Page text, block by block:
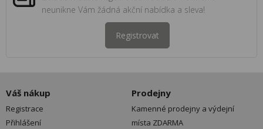
neunikne Vám žádná akční nabídka a sleva!
Registrovat
Váš nákup
Registrace
Přihlášení
Prodejny
Kamenné prodejny a výdejní
místa ZDARMA